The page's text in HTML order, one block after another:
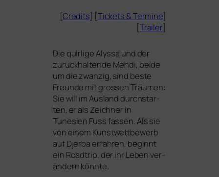
[Credits] [Tickets &Termine]
[Trailer]
Die quir­li­ge Alyssa und der
zurück­hal­ten­de Mehdi, bei­de
um die zwan­zig, sind bes­te
Freunde mit gros­sen Träumen:
Sie will im Ausland durch­star­
ten, er als Zeichner in
Tunesien Fuss fas­sen. Als sie
von einem Kunstwettbewerb
auf Djerba erfah­ren, beginnt
ein Roadtrip, der ihr Leben ver­
än­dern könnte.